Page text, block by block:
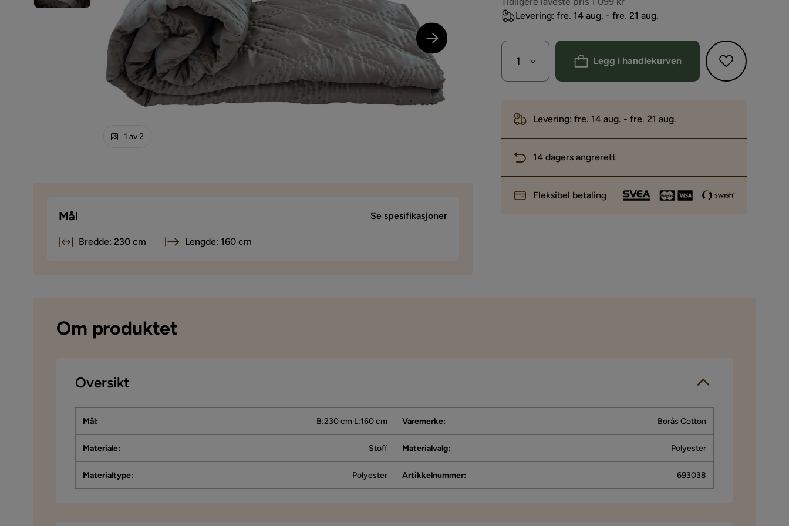
1 av 2
Mål Se spesifikasjoner
Bredde: 230 cm Lengde: 160 cm
Levering: fre. 14 aug. - fre. 21 aug.
Legg i handlekurven
Levering: fre. 14 aug. - fre. 21 aug.
14 dagers angrerett
Fleksibel betaling
Om produktet
Oversikt
Mål: B:230 cm L:160 cm Varemerke: Borås Cotton
Materiale: Stoff Materialvalg: Polyester
Materialtype: Polyester Artikkelnummer: 693038